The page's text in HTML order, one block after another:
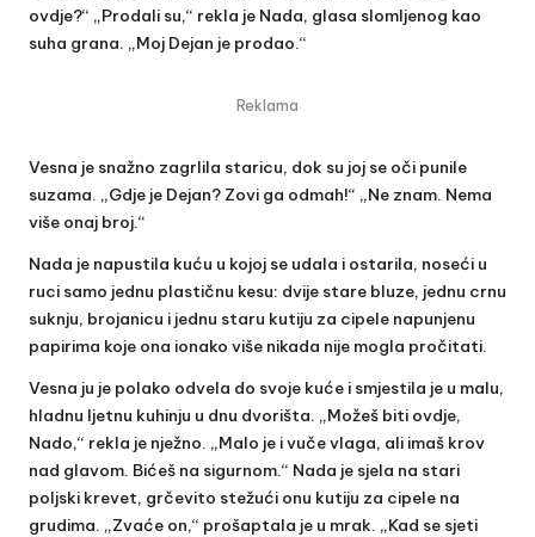
ovdje?“ „Prodali su,“ rekla je Nada, glasa slomljenog kao
suha grana. „Moj Dejan je prodao.“
Reklama
Vesna je snažno zagrlila staricu, dok su joj se oči punile
suzama. „Gdje je Dejan? Zovi ga odmah!“ „Ne znam. Nema
više onaj broj.“
Nada je napustila kuću u kojoj se udala i ostarila, noseći u
ruci samo jednu plastičnu kesu: dvije stare bluze, jednu crnu
suknju, brojanicu i jednu staru kutiju za cipele napunjenu
papirima koje ona ionako više nikada nije mogla pročitati.
Vesna ju je polako odvela do svoje kuće i smjestila je u malu,
hladnu ljetnu kuhinju u dnu dvorišta. „Možeš biti ovdje,
Nado,“ rekla je nježno. „Malo je i vuče vlaga, ali imaš krov
nad glavom. Bićeš na sigurnom.“ Nada je sjela na stari
poljski krevet, grčevito stežući onu kutiju za cipele na
grudima. „Zvaće on,“ prošaptala je u mrak. „Kad se sjeti